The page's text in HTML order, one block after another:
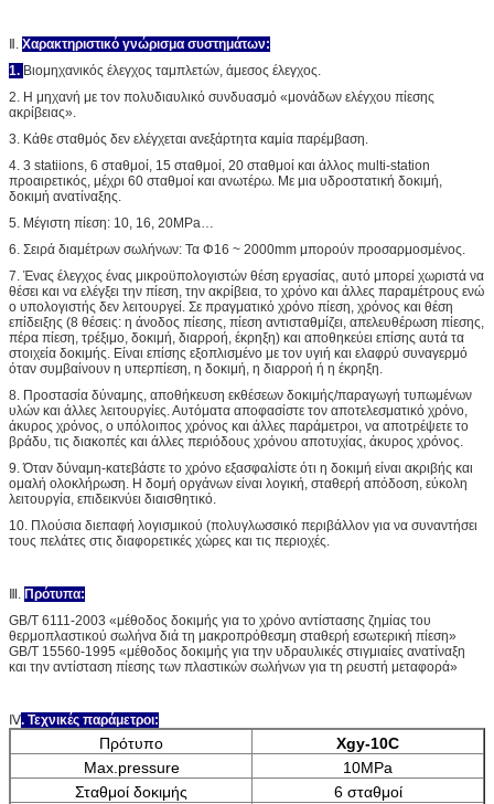
Ⅱ. Χαρακτηριστικό γνώρισμα συστημάτων:
1. Βιομηχανικός έλεγχος ταμπλετών, άμεσος έλεγχος.
2. Η μηχανή με τον πολυδιαυλικό συνδυασμό «μονάδων ελέγχου πίεσης
ακρίβειας».
3. Κάθε σταθμός δεν ελέγχεται ανεξάρτητα καμία παρέμβαση.
4. 3 statiions, 6 σταθμοί, 15 σταθμοί, 20 σταθμοί και άλλος multi-station
προαιρετικός, μέχρι 60 σταθμοί και ανωτέρω. Με μια υδροστατική δοκιμή,
δοκιμή ανατίναξης.
5. Μέγιστη πίεση: 10, 16, 20MPa…
6. Σειρά διαμέτρων σωλήνων: Τα Φ16 ~ 2000mm μπορούν προσαρμοσμένος.
7. Ένας έλεγχος ένας μικροϋπολογιστών θέση εργασίας, αυτό μπορεί χωριστά να
θέσει και να ελέγξει την πίεση, την ακρίβεια, το χρόνο και άλλες παραμέτρους ενώ
ο υπολογιστής δεν λειτουργεί. Σε πραγματικό χρόνο πίεση, χρόνος και θέση
επίδειξης (8 θέσεις: η άνοδος πίεσης, πίεση αντισταθμίζει, απελευθέρωση πίεσης,
πέρα πίεση, τρέξιμο, δοκιμή, διαρροή, έκρηξη) και αποθηκεύει επίσης αυτά τα
στοιχεία δοκιμής. Είναι επίσης εξοπλισμένο με τον υγιή και ελαφρύ συναγερμό
όταν συμβαίνουν η υπερπίεση, η δοκιμή, η διαρροή ή η έκρηξη.
8. Προστασία δύναμης, αποθήκευση εκθέσεων δοκιμής/παραγωγή τυπωμένων
υλών και άλλες λειτουργίες. Αυτόματα αποφασίστε τον αποτελεσματικό χρόνο,
άκυρος χρόνος, ο υπόλοιπος χρόνος και άλλες παράμετροι, να αποτρέψετε το
βράδυ, τις διακοπές και άλλες περιόδους χρόνου αποτυχίας, άκυρος χρόνος.
9. Όταν δύναμη-κατεβάστε το χρόνο εξασφαλίστε ότι η δοκιμή είναι ακριβής και
ομαλή ολοκλήρωση. Η δομή οργάνων είναι λογική, σταθερή απόδοση, εύκολη
λειτουργία, επιδεικνύει διαισθητικό.
10. Πλούσια διεπαφή λογισμικού (πολυγλωσσικό περιβάλλον για να συναντήσει
τους πελάτες στις διαφορετικές χώρες και τις περιοχές.
Ⅲ. Πρότυπα:
GB/T 6111-2003 «μέθοδος δοκιμής για το χρόνο αντίστασης ζημίας του
θερμοπλαστικού σωλήνα διά τη μακροπρόθεσμη σταθερή εσωτερική πίεση»
GB/T 15560-1995 «μέθοδος δοκιμής για την υδραυλικές στιγμιαίες ανατίναξη
και την αντίσταση πίεσης των πλαστικών σωλήνων για τη ρευστή μεταφορά»
Ⅳ. Τεχνικές παράμετροι:
Πρότυπο
Xgy-10C
Max.pressure
10MPa
Σταθμοί δοκιμής
6 σταθμοί